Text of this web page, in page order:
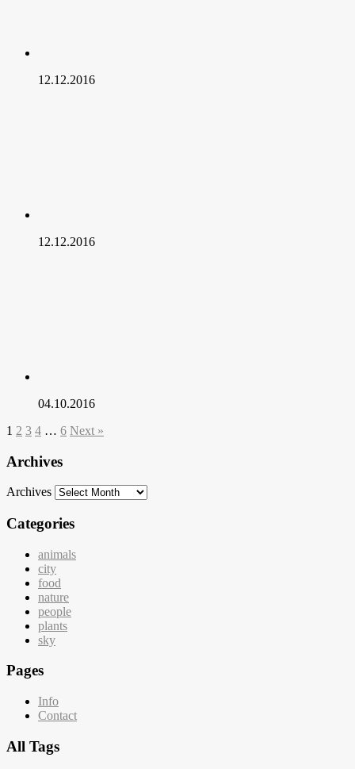
12.12.2016
12.12.2016
04.10.2016
1 2 3 4 … 6 Next »
Archives
Archives
Categories
animals
city
food
nature
people
plants
sky
Pages
Info
Contact
All Tags